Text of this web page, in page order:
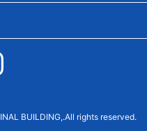
BUILDING,.All rights reserved.